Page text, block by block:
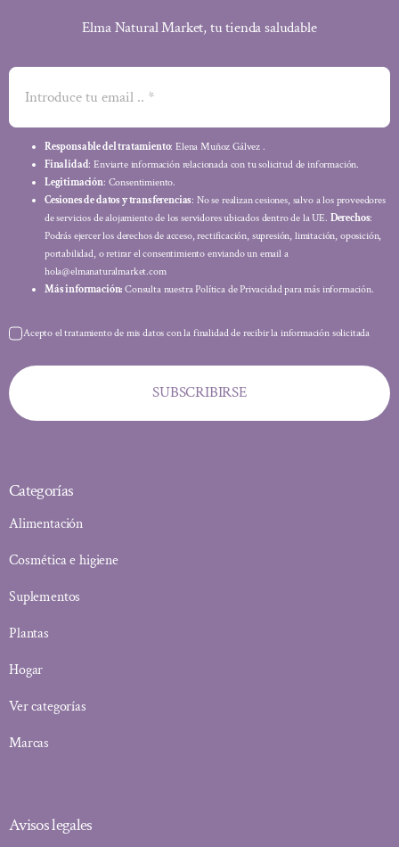
Elma Natural Market, tu tienda saludable
Responsable del tratamiento: Elena Muñoz Gálvez .
Finalidad: Enviarte información relacionada con tu solicitud de información.
Legitimación: Consentimiento.
Cesiones de datos y transferencias: No se realizan cesiones, salvo a los proveedores
de servicios de alojamiento de los servidores ubicados dentro de la UE. Derechos:
Podrás ejercer los derechos de acceso, rectificación, supresión, limitación, oposición,
portabilidad, o retirar el consentimiento enviando un email a
hola@elmanaturalmarket.com
Más información: Consulta nuestra Política de Privacidad para más información.
Acepto el tratamiento de mis datos con la finalidad de recibir la información solicitada
SUBSCRIBIRSE
Categorías
Alimentación
Cosmética e higiene
Suplementos
Plantas
Hogar
Ver categorías
Marcas
Avisos legales